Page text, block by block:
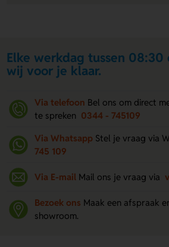
Elke werkdag tussen 08:30
wij voor je klaar.
Via telefoon Bel ons om direct
te spreken 0344 - 745109
Via Whatsapp Stel je vraag via
745 109
Via E-mail Mail ons je vraag via
Bezoek ons Maak een afspraak
showroom.